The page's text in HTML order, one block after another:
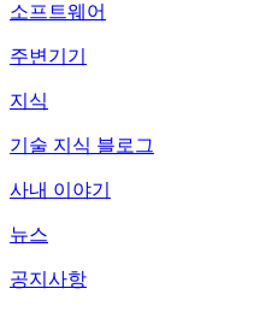
소프트웨어
주변기기
지식
기술 지식 블로그
사내 이야기
뉴스
공지사항